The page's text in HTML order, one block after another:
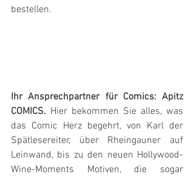
bestellen.
Ihr Ansprechpartner für Comics: Apitz
COMICS. Hier bekommen Sie alles, was
das Comic Herz begehrt, von Karl der
Spätlesereiter, über Rheingauner auf
Leinwand, bis zu den neuen Hollywood-
Wine-Moments Motiven, die sogar